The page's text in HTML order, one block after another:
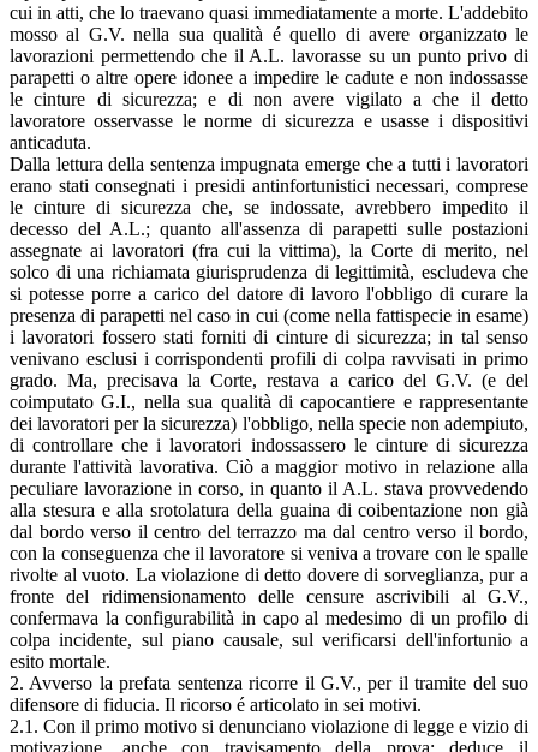
cui in atti, che lo traevano quasi immediatamente a morte. L'addebito
mosso al G.V. nella sua qualità é quello di avere organizzato le
lavorazioni permettendo che il A.L. lavorasse su un punto privo di
parapetti o altre opere idonee a impedire le cadute e non indossasse
le cinture di sicurezza; e di non avere vigilato a che il detto
lavoratore osservasse le norme di sicurezza e usasse i dispositivi
anticaduta.
Dalla lettura della sentenza impugnata emerge che a tutti i lavoratori
erano stati consegnati i presidi antinfortunistici necessari, comprese
le cinture di sicurezza che, se indossate, avrebbero impedito il
decesso del A.L.; quanto all'assenza di parapetti sulle postazioni
assegnate ai lavoratori (fra cui la vittima), la Corte di merito, nel
solco di una richiamata giurisprudenza di legittimità, escludeva che
si potesse porre a carico del datore di lavoro l'obbligo di curare la
presenza di parapetti nel caso in cui (come nella fattispecie in esame)
i lavoratori fossero stati forniti di cinture di sicurezza; in tal senso
venivano esclusi i corrispondenti profili di colpa ravvisati in primo
grado. Ma, precisava la Corte, restava a carico del G.V. (e del
coimputato G.I., nella sua qualità di capocantiere e rappresentante
dei lavoratori per la sicurezza) l'obbligo, nella specie non adempiuto,
di controllare che i lavoratori indossassero le cinture di sicurezza
durante l'attività lavorativa. Ciò a maggior motivo in relazione alla
peculiare lavorazione in corso, in quanto il A.L. stava provvedendo
alla stesura e alla srotolatura della guaina di coibentazione non già
dal bordo verso il centro del terrazzo ma dal centro verso il bordo,
con la conseguenza che il lavoratore si veniva a trovare con le spalle
rivolte al vuoto. La violazione di detto dovere di sorveglianza, pur a
fronte del ridimensionamento delle censure ascrivibili al G.V.,
confermava la configurabilità in capo al medesimo di un profilo di
colpa incidente, sul piano causale, sul verificarsi dell'infortunio a
esito mortale.
2. Avverso la prefata sentenza ricorre il G.V., per il tramite del suo
difensore di fiducia. Il ricorso é articolato in sei motivi.
2.1. Con il primo motivo si denunciano violazione di legge e vizio di
motivazione, anche con travisamento della prova: deduce il